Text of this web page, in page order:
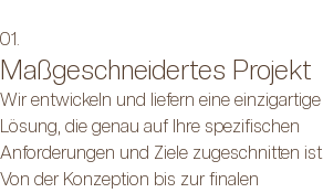
01.
Maßgeschneidertes Projekt
Wir entwickeln und liefern eine einzigartige
Lösung, die genau auf Ihre spezifischen
Anforderungen und Ziele zugeschnitten ist.
Von der Konzeption bis zur finalen